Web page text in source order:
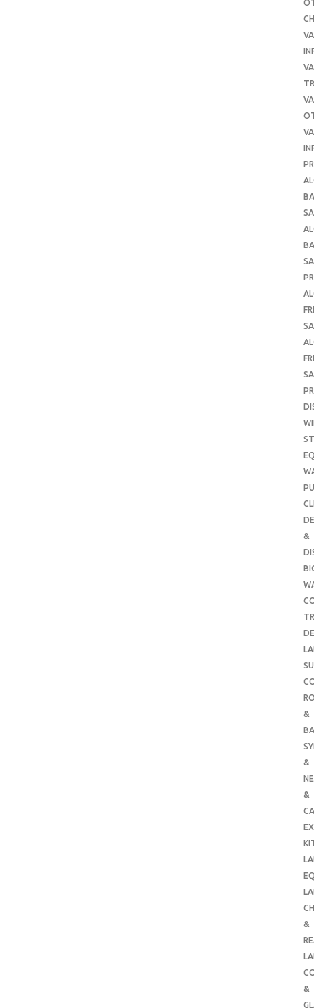
&
&
&
&
&
&